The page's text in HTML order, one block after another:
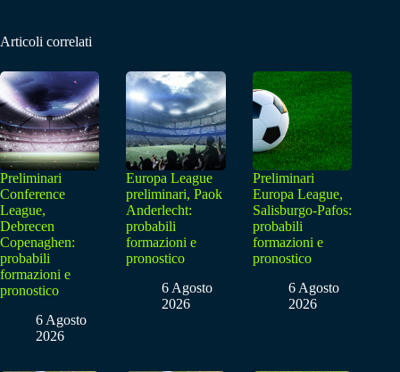
Articoli correlati
Preliminari
Conference
League,
Debrecen
Copenaghen:
probabili
formazioni e
pronostico
6 Agosto
2026
Europa League
preliminari, Paok
Anderlecht:
probabili
formazioni e
pronostico
6 Agosto
2026
Preliminari
Europa League,
Salisburgo-Pafos:
probabili
formazioni e
pronostico
6 Agosto
2026